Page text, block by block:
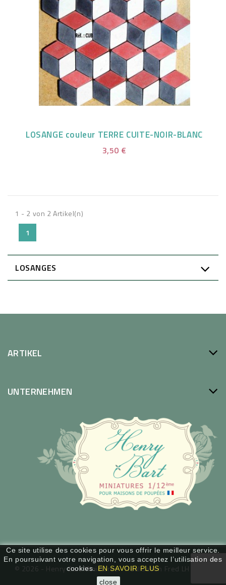
LOSANGE couleur TERRE CUITE-NOIR-BLANC
3,50 €
1 - 2 von 2 Artikel(n)
1
LOSANGES
ARTIKEL
UNTERNEHMEN
Ce site utilise des cookies pour vous offrir le meilleur service.
En poursuivant votre navigation, vous acceptez l’utilisation des
cookies.EN SAVOIR PLUS
close
© 2026 - Henry Bart Miniatures -Réalisation Fred LH / WSP